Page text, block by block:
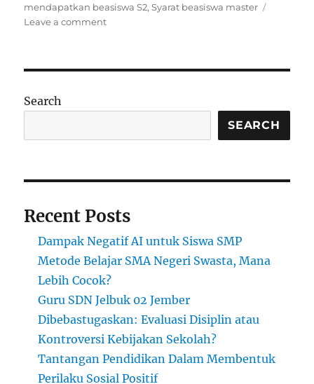
mendapatkan beasiswa S2,Syarat beasiswa master
Leave a commenton
Universitas
Dunia
Search
SEARCH
Recent Posts
Dampak Negatif AI untuk Siswa SMP
Metode Belajar SMA Negeri Swasta, Mana
Lebih Cocok?
Guru SDN Jelbuk 02 Jember
Dibebastugaskan: Evaluasi Disiplin atau
Kontroversi Kebijakan Sekolah?
Tantangan Pendidikan Dalam Membentuk
Perilaku Sosial Positif